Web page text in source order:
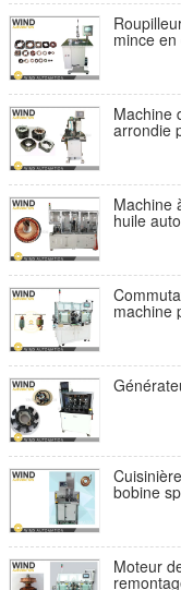
mince
Machine
arrondie
Machine
huile
machine
bobine
Moteur